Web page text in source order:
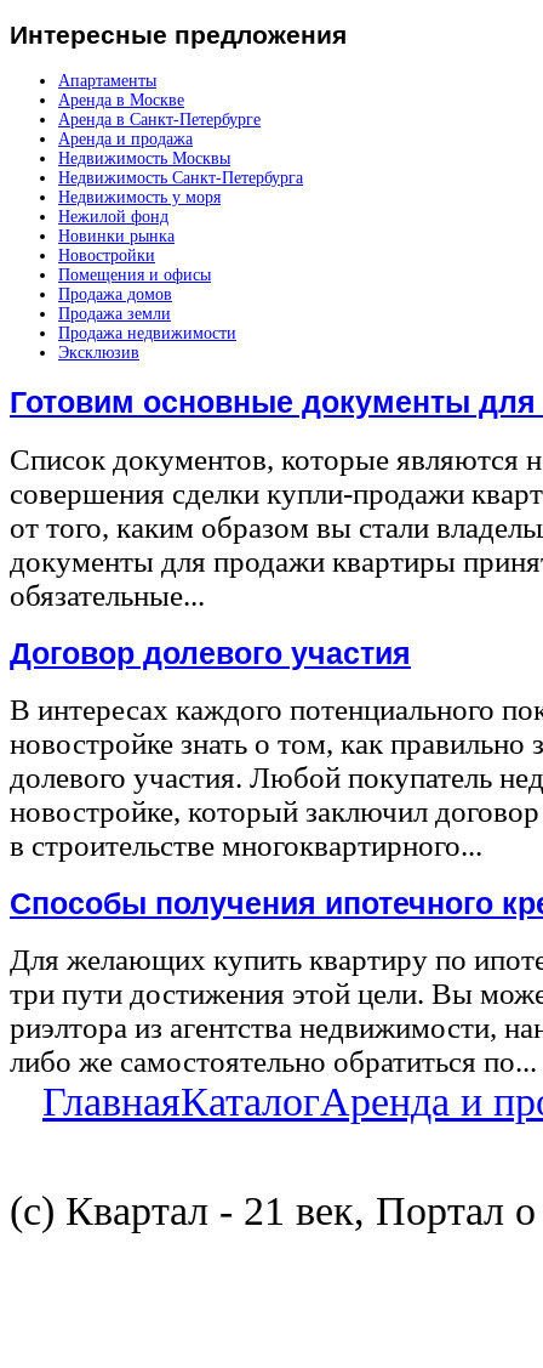
Интересные предложения
Апартаменты
Аренда в Москве
Аренда в Санкт-Петербурге
Аренда и продажа
Недвижимость Москвы
Недвижимость Санкт-Петербурга
Недвижимость у моря
Нежилой фонд
Новинки рынка
Новостройки
Помещения и офисы
Продажа домов
Продажа земли
Продажа недвижимости
Эксклюзив
Готовим основные документы
Список документов, которые являются
совершения сделки купли-продажи
от того, каким образом вы стали
документы для продажи квартиры
обязательные...
Договор долевого участия
В интересах каждого потенциального
новостройке знать о том, как правильно
долевого участия. Любой покупатель
новостройке, который заключил
в строительстве многоквартирного...
Способы получения ипотечного
Для желающих купить квартиру по
три пути достижения этой цели. Вы
риэлтора из агентства недвижимости,
либо же самостоятельно обратиться по...
ГлавнаяКаталогАренда и
(с) Квартал - 21 век, Портал